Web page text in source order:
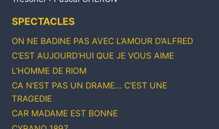
SPECTACLES
ON NE BADINE PAS AVEC L’AMOUR D’ALFRED
C’EST AUJOURD’HUI QUE JE VOUS AIME
L’HOMME DE RIOM
CA N’EST PAS UN DRAME… C’EST UNE
TRAGEDIE
CAR MADAME EST BONNE